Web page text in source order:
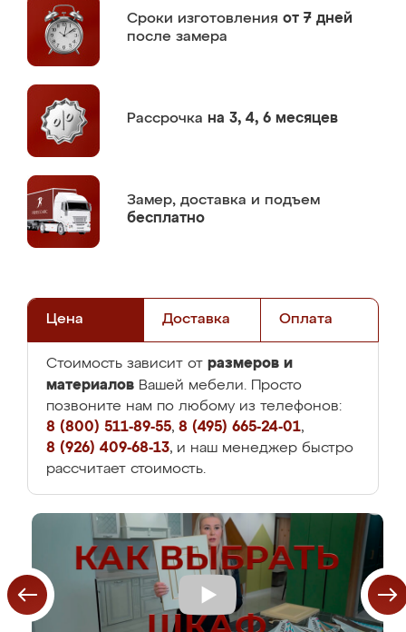
Сроки изготовления от 7 дней
после замера
Рассрочка на 3, 4, 6 месяцев
Замер, доставка и подъем
бесплатно
Цена Доставка Оплата
Стоимость зависит от размеров и
материалов Вашей мебели. Просто
позвоните нам по любому из телефонов:
8 (800) 511-89-55, 8 (495) 665-24-01,
8 (926) 409-68-13, и наш менеджер быстро
рассчитает стоимость.